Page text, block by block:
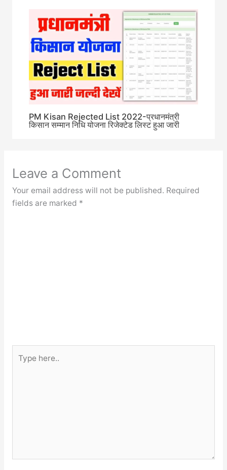
PM Kisan Rejected List 2022-प्रधानमंत्री
किसान सम्मान निधि योजना रिजेक्टेड लिस्ट हुआ जारी
Leave a Comment
Your email address will not be published. Required
fields are marked *
here..